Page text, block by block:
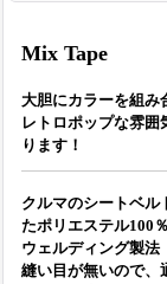
Mix Tape
大胆にカラーを組み
レトロポップな雰
ります！
クルマのシートベル
たポリエステル100
ウェルディング製法
縫い目が無いので、